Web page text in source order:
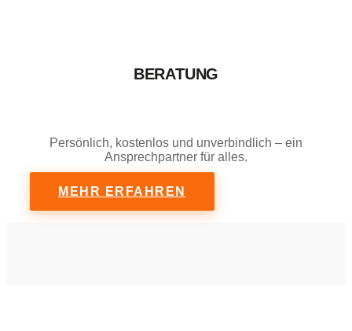
BERATUNG
Persönlich, kostenlos und unverbindlich – ein
Ansprechpartner für alles.
MEHR ERFAHREN